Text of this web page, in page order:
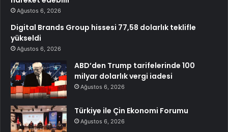
Ağustos 6, 2026
Digital Brands Group hissesi 77,58 dolarlık teklifle
yükseldi
Ağustos 6, 2026
ABD’den Trump tarifelerinde 100
milyar dolarlık vergi iadesi
Ağustos 6, 2026
Türkiye ile Çin Ekonomi Forumu
Ağustos 6, 2026